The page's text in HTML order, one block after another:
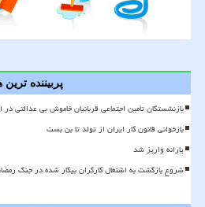
پربیننده ترین
بازنشستگان تأمین اجتماعی قربانیان خاموش بی عدالتی
بازخوانی قانون کار ایران از تولد تا بن بست
یارانه واریز شد
شروع بازگشت به اشتغال کارگران بیکار شده در جنگ